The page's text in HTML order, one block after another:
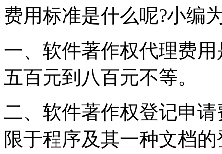
费用标准是什么呢?小编
一、软件著作权代理费
五百元到八百元不等。
二、软件著作权登记申
限于程序及其一种文档